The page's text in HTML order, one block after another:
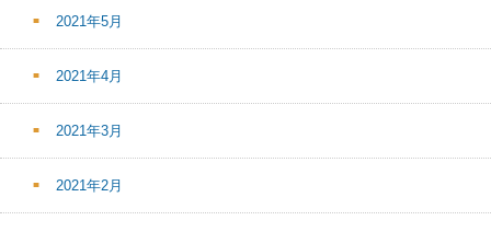
2021年5月
2021年4月
2021年3月
2021年2月